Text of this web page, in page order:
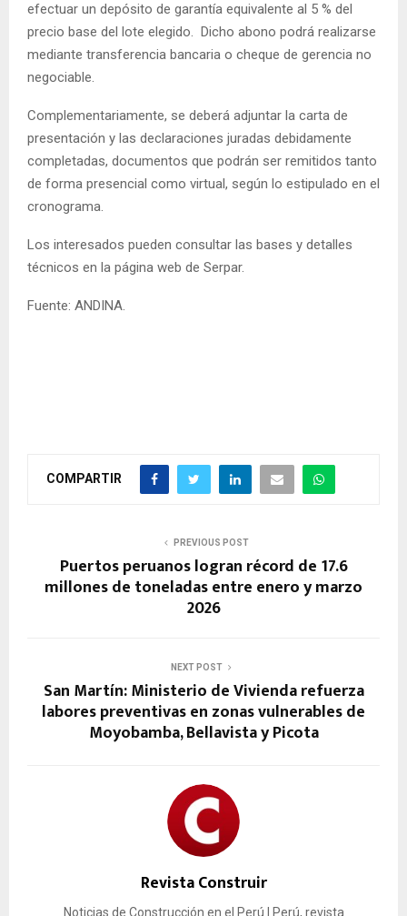
efectuar un depósito de garantía equivalente al 5 % del
precio base del lote elegido. Dicho abono podrá realizarse
mediante transferencia bancaria o cheque de gerencia no
negociable.
Complementariamente, se deberá adjuntar la carta de
presentación y las declaraciones juradas debidamente
completadas, documentos que podrán ser remitidos tanto
de forma presencial como virtual, según lo estipulado en el
cronograma.
Los interesados pueden consultar las bases y detalles
técnicos en la página web de Serpar.
Fuente: ANDINA.
COMPARTIR
PREVIOUS POST
Puertos peruanos logran récord de 17.6
millones de toneladas entre enero y marzo
2026
NEXT POST
San Martín: Ministerio de Vivienda refuerza
labores preventivas en zonas vulnerables de
Moyobamba, Bellavista y Picota
Revista Construir
Noticias de Construcción en el Perú | Perú, revista